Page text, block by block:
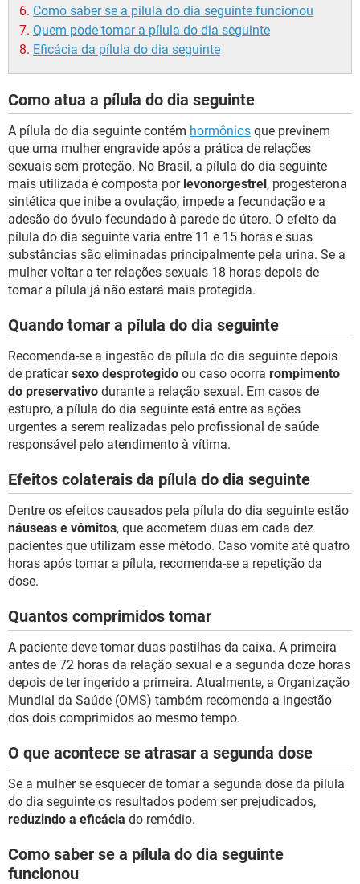
Como saber se a pílula do dia seguinte funcionou
Quem pode tomar a pílula do dia seguinte
Eficácia da pílula do dia seguinte
Como atua a pílula do dia seguinte
A pílula do dia seguinte contém hormônios que previnem
que uma mulher engravide após a prática de relações
sexuais sem proteção. No Brasil, a pílula do dia seguinte
mais utilizada é composta por levonorgestrel, progesterona
sintética que inibe a ovulação, impede a fecundação e a
adesão do óvulo fecundado à parede do útero. O efeito da
pílula do dia seguinte varia entre 11 e 15 horas e suas
substâncias são eliminadas principalmente pela urina. Se a
mulher voltar a ter relações sexuais 18 horas depois de
tomar a pílula já não estará mais protegida.
Quando tomar a pílula do dia seguinte
Recomenda-se a ingestão da pílula do dia seguinte depois
de praticarsexo desprotegido ou caso ocorra rompimento
do preservativo durante a relação sexual. Em casos de
estupro, a pílula do dia seguinte está entre as ações
urgentes a serem realizadas pelo profissional de saúde
responsável pelo atendimento à vítima.
Efeitos colaterais da pílula do dia seguinte
Dentre os efeitos causados pela pílula do dia seguinte estão
náuseas e vômitos, que acometem duas em cada dez
pacientes que utilizam esse método. Caso vomite até quatro
horas após tomar a pílula, recomenda-se a repetição da
dose.
Quantos comprimidos tomar
A paciente deve tomar duas pastilhas da caixa. A primeira
antes de 72 horas da relação sexual e a segunda doze horas
depois de ter ingerido a primeira. Atualmente, a Organização
Mundial da Saúde (OMS) também recomenda a ingestão
dos dois comprimidos ao mesmo tempo.
O que acontece se atrasar a segunda dose
Se a mulher se esquecer de tomar a segunda dose da pílula
do dia seguinte os resultados podem ser prejudicados,
reduzindo a eficácia do remédio.
Como saber se a pílula do dia seguinte
funcionou